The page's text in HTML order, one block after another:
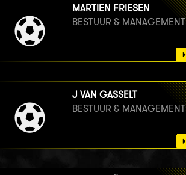
MARTIEN FRIESEN
BESTUUR & MANAGEMENT
J VAN GASSELT
BESTUUR & MANAGEMENT